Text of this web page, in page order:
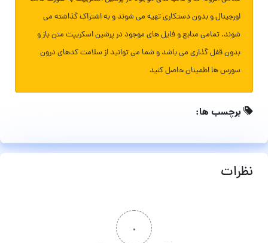
اورجینال و بدون دستکاری تهیه می شوند و به اشتراک گذاشته می
شوند. تمامی منابع و فایل های موجود در پرشین اسکریپت متن باز و
بدون قفل گذاری می باشد و شما می توانید از سلامت کدهای درون
سورس ها اطمینان حاصل کنید
برچسب ها:
نظرات
۰